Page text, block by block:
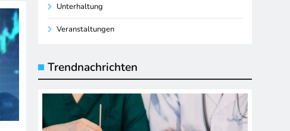
Unterhaltung
Veranstaltungen
Trendnachrichten